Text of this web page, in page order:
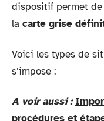
dispositif permet
la carte grise
Voici les types de
s’impose :
A voir aussi :
procédures et